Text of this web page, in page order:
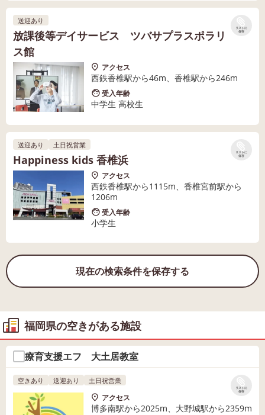
リストに
保存
送迎あり
放課後等デイサービス ツバサプラスポラリ
ス館
アクセス
西鉄香椎駅から46m、香椎駅から246m
受入年齢
中学生 高校生
リストに
保存
送迎あり 土日祝営業
Happiness kids 香椎浜
アクセス
西鉄香椎駅から1115m、香椎宮前駅から
1206m
受入年齢
小学生
現在の検索条件を保存する
福岡県の空きがある施設
療育支援エフ 大土居教室
リストに
保存
空きあり 送迎あり 土日祝営業
アクセス
博多南駅から2025m、大野城駅から2359m